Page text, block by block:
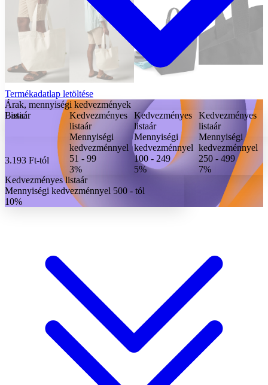
Termékadatlap letöltése
Árak, mennyiségi kedvezmények
Basic
Listaár
3.193 Ft-tól
Kedvezményes
listaár
Mennyiségi
kedvezménnyel
51 - 99
3%
Kedvezményes
listaár
Mennyiségi
kedvezménnyel
100 - 249
5%
Kedvezményes
listaár
Mennyiségi
kedvezménnyel
250 - 499
7%
Kedvezményes listaár
Mennyiségi kedvezménnyel 500 - tól
10%